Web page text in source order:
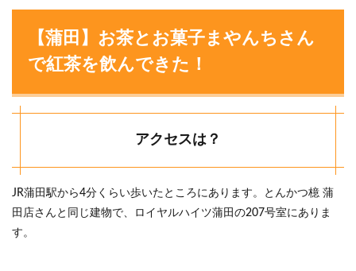
【蒲田】お茶とお菓子まやんちさん
で紅茶を飲んできた！
アクセスは？
JR蒲田駅から4分くらい歩いたところにあります。とんかつ檍 蒲
田店さんと同じ建物で、ロイヤルハイツ蒲田の207号室にありま
す。